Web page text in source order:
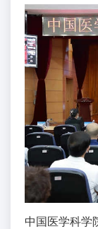
中国医学科学